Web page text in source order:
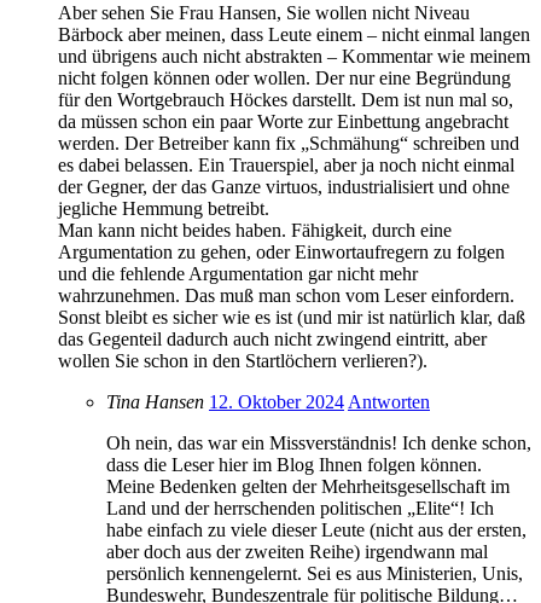
Aber sehen Sie Frau Hansen, Sie wollen nicht Niveau
Bärbock aber meinen, dass Leute einem – nicht einmal langen
und übrigens auch nicht abstrakten – Kommentar wie meinem
nicht folgen können oder wollen. Der nur eine Begründung
für den Wortgebrauch Höckes darstellt. Dem ist nun mal so,
da müssen schon ein paar Worte zur Einbettung angebracht
werden. Der Betreiber kann fix „Schmähung“ schreiben und
es dabei belassen. Ein Trauerspiel, aber ja noch nicht einmal
der Gegner, der das Ganze virtuos, industrialisiert und ohne
jegliche Hemmung betreibt.
Man kann nicht beides haben. Fähigkeit, durch eine
Argumentation zu gehen, oder Einwortaufregern zu folgen
und die fehlende Argumentation gar nicht mehr
wahrzunehmen. Das muß man schon vom Leser einfordern.
Sonst bleibt es sicher wie es ist (und mir ist natürlich klar, daß
das Gegenteil dadurch auch nicht zwingend eintritt, aber
wollen Sie schon in den Startlöchern verlieren?).
Tina Hansen 12. Oktober 2024 Antworten
Oh nein, das war ein Missverständnis! Ich denke schon,
dass die Leser hier im Blog Ihnen folgen können.
Meine Bedenken gelten der Mehrheitsgesellschaft im
Land und der herrschenden politischen „Elite“! Ich
habe einfach zu viele dieser Leute (nicht aus der ersten,
aber doch aus der zweiten Reihe) irgendwann mal
persönlich kennengelernt. Sei es aus Ministerien, Unis,
Bundeswehr, Bundeszentrale für politische Bildung…